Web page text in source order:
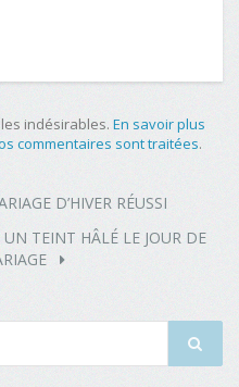
indésirables. En savoir plus
commentaires sont traitées.
D’HIVER RÉUSSI
TEINT HÂLÉ LE JOUR DE